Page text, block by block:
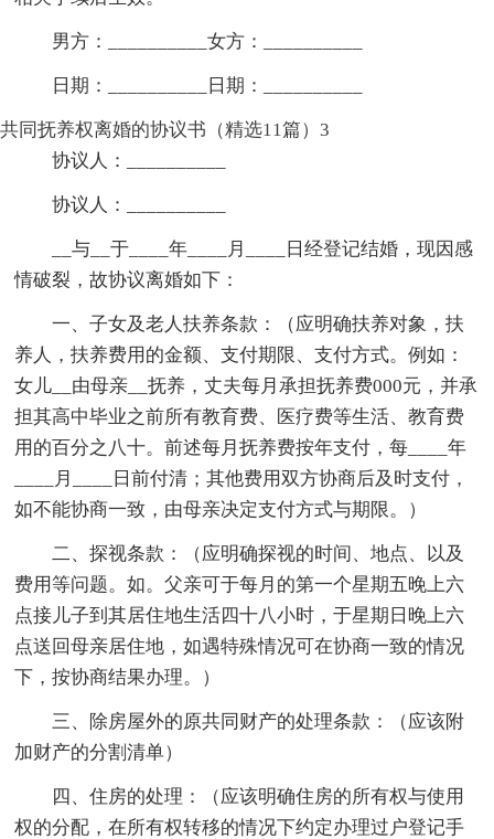
男方：__________女方：__________
日期：__________日期：__________
共同抚养权离婚的协议书（精选11篇）3
协议人：__________
协议人：__________
__与__于____年____月____日经登记结婚，现因感
情破裂，故协议离婚如下：
一、子女及老人扶养条款：（应明确扶养对象，扶
养人，扶养费用的金额、支付期限、支付方式。例如：
女儿__由母亲__抚养，丈夫每月承担抚养费000元，并承
担其高中毕业之前所有教育费、医疗费等生活、教育费
用的百分之八十。前述每月抚养费按年支付，每____年
____月____日前付清；其他费用双方协商后及时支付，
如不能协商一致，由母亲决定支付方式与期限。）
二、探视条款：（应明确探视的时间、地点、以及
费用等问题。如。父亲可于每月的第一个星期五晚上六
点接儿子到其居住地生活四十八小时，于星期日晚上六
点送回母亲居住地，如遇特殊情况可在协商一致的情况
下，按协商结果办理。）
三、除房屋外的原共同财产的处理条款：（应该附
加财产的分割清单）
四、住房的处理：（应该明确住房的所有权与使用
权的分配，在所有权转移的情况下约定办理过户登记手